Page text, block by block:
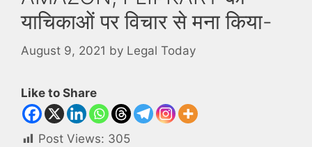
याचिकाओं पर विचार से मना किया-
August 9, 2021 by Legal Today
Like to Share
Post Views: 305